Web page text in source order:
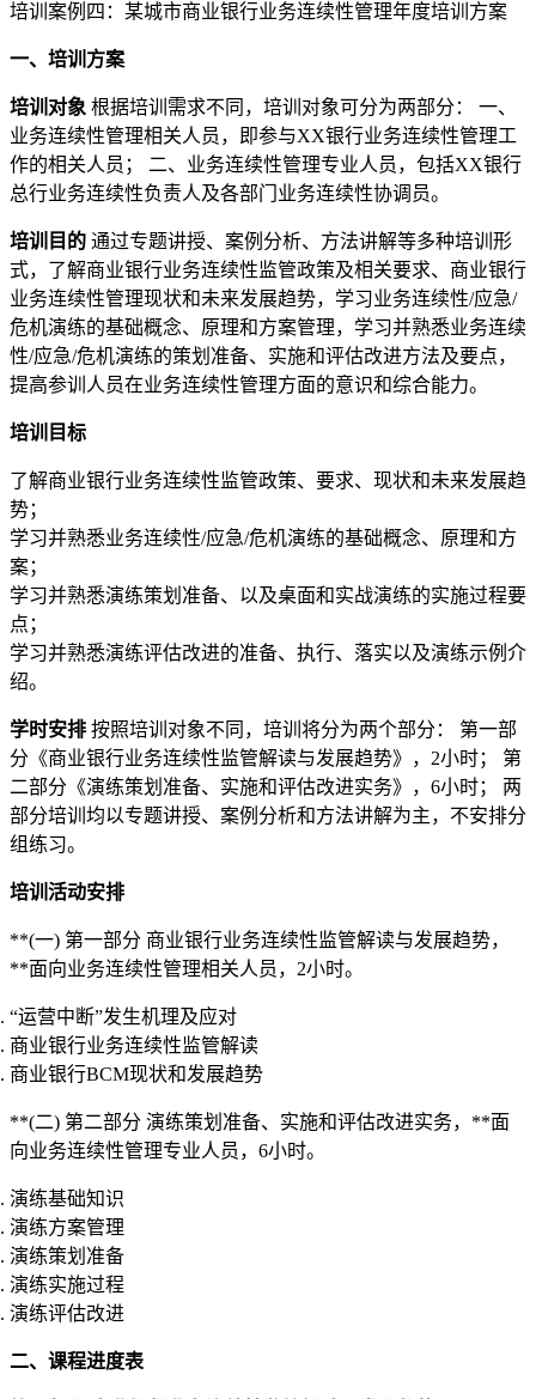
培训案例四：某城市商业银行业务连续性管理年度培训方案
一、培训方案
培训对象 根据培训需求不同，培训对象可分为两部分： 一、
业务连续性管理相关人员，即参与XX银行业务连续性管理工
作的相关人员； 二、业务连续性管理专业人员，包括XX银行
总行业务连续性负责人及各部门业务连续性协调员。
培训目的 通过专题讲授、案例分析、方法讲解等多种培训形
式，了解商业银行业务连续性监管政策及相关要求、商业银行
业务连续性管理现状和未来发展趋势，学习业务连续性/应急/
危机演练的基础概念、原理和方案管理，学习并熟悉业务连续
性/应急/危机演练的策划准备、实施和评估改进方法及要点，
提高参训人员在业务连续性管理方面的意识和综合能力。
培训目标
了解商业银行业务连续性监管政策、要求、现状和未来发展趋
势；
学习并熟悉业务连续性/应急/危机演练的基础概念、原理和方
案；
学习并熟悉演练策划准备、以及桌面和实战演练的实施过程要
点；
学习并熟悉演练评估改进的准备、执行、落实以及演练示例介
绍。
学时安排 按照培训对象不同，培训将分为两个部分： 第一部
分《商业银行业务连续性监管解读与发展趋势》，2小时； 第
二部分《演练策划准备、实施和评估改进实务》，6小时； 两
部分培训均以专题讲授、案例分析和方法讲解为主，不安排分
组练习。
培训活动安排
**(一) 第一部分 商业银行业务连续性监管解读与发展趋势，
**面向业务连续性管理相关人员，2小时。
“运营中断”发生机理及应对
商业银行业务连续性监管解读
商业银行BCM现状和发展趋势
**(二) 第二部分 演练策划准备、实施和评估改进实务，**面
向业务连续性管理专业人员，6小时。
演练基础知识
演练方案管理
演练策划准备
演练实施过程
演练评估改进
二、课程进度表